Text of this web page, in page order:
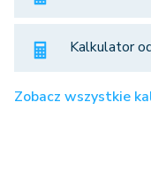
Kalkulator
Zobacz wszystkie